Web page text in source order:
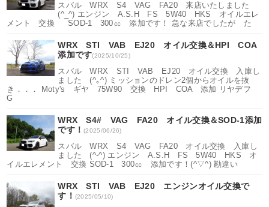
スバル WRX S4 VAG FA20 来店いたしました
(^_^) エンジン A.S.H FS 5W40 HKS オイルエレ
メント 交換 SOD-1 300㏄ 添加です！ 急な来店でしたが た
WRX STI VAB EJ20 オイル交換＆HPI COA
添加です(2025/10/25)
スバル WRX STI VAB EJ20 オイル交換 入庫し
ました (^｡^) ミッションのドレン2個からオイルを抜
き．．． Moty's ギヤ 75W90 交換 HPI COA 添加 リヤデフ
G
WRX S4# VAG FA20 オイル交換＆SOD-1添加
です！(2025/06/26)
スバル WRX S4 VAG FA20 オイル交換 入庫し
ました (^-^) エンジン A.S.H FS 5W40 HKS オ
イルエレメント 交換 SOD-1 300㏄ 添加です！(^▽^) 勘違い
WRX STI VAB EJ20 エンジンオイル交換で
す！ (2025/05/10)